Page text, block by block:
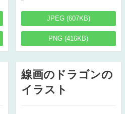
JPEG (607KB)
PNG (416KB)
線画のドラゴンの
イラスト